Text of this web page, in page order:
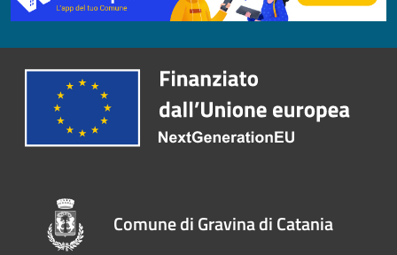
Comune di Gravina di Catania